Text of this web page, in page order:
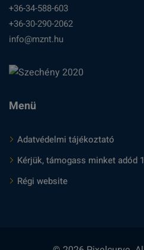
+36-34-588-603
+36-30-290-2062
info@mznt.hu
Menü
Adatvédelmi tájékoztató
Kérjük, támogass minket adód
Régi website